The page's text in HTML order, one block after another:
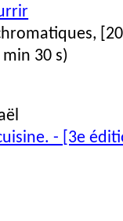
30 s)
- [3e